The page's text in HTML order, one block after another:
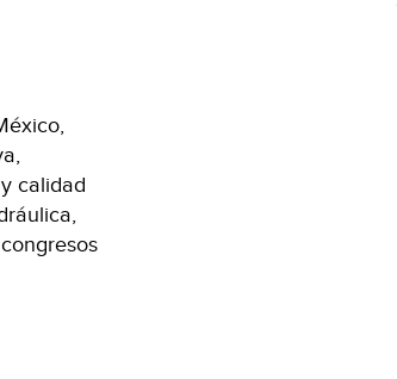
calidad